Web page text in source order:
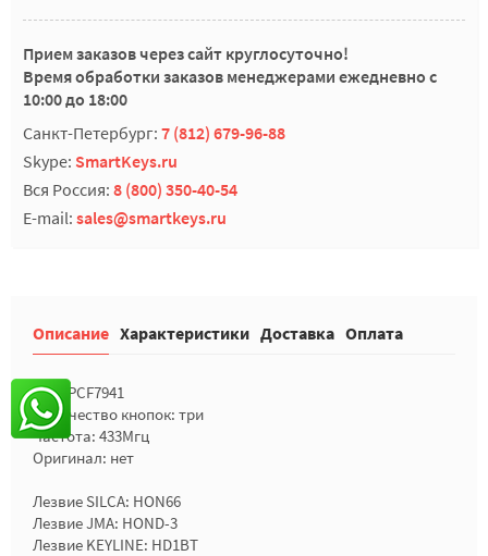
Прием заказов через сайт круглосуточно!
Время обработки заказов менеджерами ежедневно с
10:00 до 18:00
Санкт-Петербург: 7 (812) 679-96-88
Skype: SmartKeys.ru
Вся Россия: 8 (800) 350-40-54
E-mail: sales@smartkeys.ru
Описание Характеристики Доставка Оплата
Чип: PCF7941
Количество кнопок: три
Частота: 433Мгц
Оригинал: нет
Лезвие SILCA: HON66
Лезвие JMA: HOND-3
Лезвие KEYLINE: HD1BT